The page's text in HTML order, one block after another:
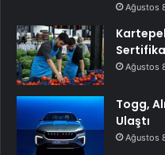
Ağustos
Ağustos
Togg,
Ulaştı
Ağustos